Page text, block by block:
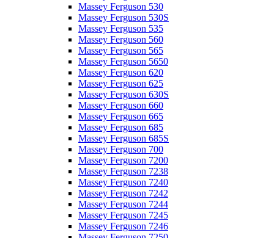
Massey Ferguson 530
Massey Ferguson 530S
Massey Ferguson 535
Massey Ferguson 560
Massey Ferguson 565
Massey Ferguson 5650
Massey Ferguson 620
Massey Ferguson 625
Massey Ferguson 630S
Massey Ferguson 660
Massey Ferguson 665
Massey Ferguson 685
Massey Ferguson 685S
Massey Ferguson 700
Massey Ferguson 7200
Massey Ferguson 7238
Massey Ferguson 7240
Massey Ferguson 7242
Massey Ferguson 7244
Massey Ferguson 7245
Massey Ferguson 7246